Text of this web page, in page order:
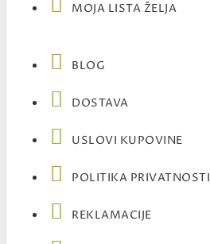
MOJA LISTA ŽELJA
BLOG
DOSTAVA
USLOVI KUPOVINE
POLITIKA PRIVATNOSTI
REKLAMACIJE